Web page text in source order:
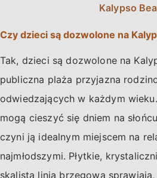
Kalypso
Czy dzieci są dozwolone na
Tak, dzieci są dozwolone na
publiczna plaża przyjazna
odwiedzających w każdym
mogą cieszyć się dniem na
czyni ją idealnym miejscem na
najmłodszymi. Płytkie,
skalista linia brzegowa